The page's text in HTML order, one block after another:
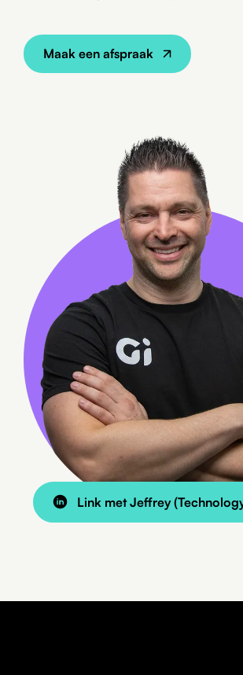
Maak een afspraak
Link met Jeffrey